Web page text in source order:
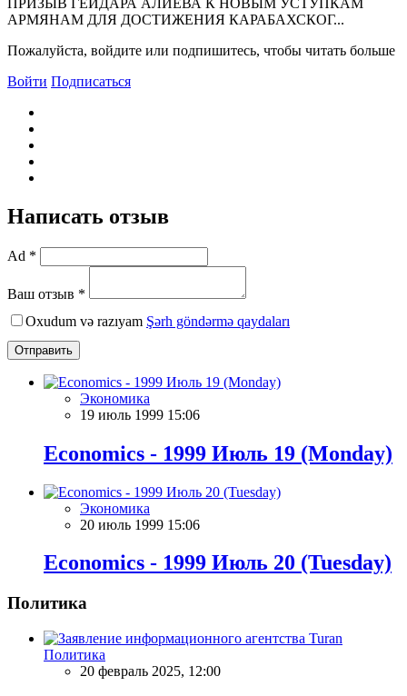
ПРИЗЫВ ГЕЙДАРА АЛИЕВА К HОВЫМ УСТУПКАМ
АРМЯHАМ ДЛЯ ДОСТИЖЕHИЯ КАРАБАХСКОГ...
Пожалуйста, войдите или подпишитесь, чтобы читать больше
Войти Подписаться
Написать отзыв
Ad *
Ваш отзыв *
Oxudum və razıyam Şərh göndərmə qaydaları
Отправить
Экономика
19 июль 1999 15:06
Economics - 1999 Июль 19 (Monday)
Экономика
20 июль 1999 15:06
Economics - 1999 Июль 20 (Tuesday)
Политика
Политика
20 февраль 2025, 12:00